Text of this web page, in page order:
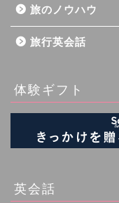
旅のノウハウ
旅行英会話
体験ギフト
英会話